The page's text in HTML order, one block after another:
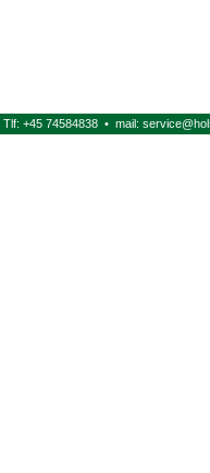
+45 74584838 • mail: